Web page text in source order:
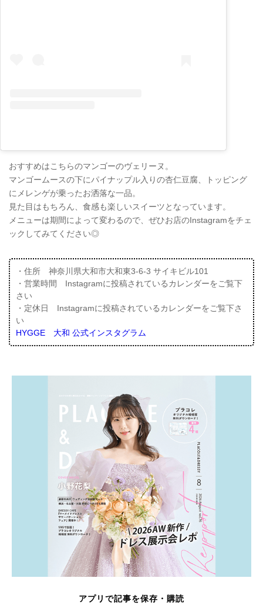
おすすめはこちらのマンゴーのヴェリーヌ。
マンゴームースの下にパイナップル入りの杏仁豆腐、トッピング
にメレンゲが乗ったお洒落な一品。
見た目はもちろん、食感も楽しいスイーツとなっています。
メニューは期間によって変わるので、ぜひお店のInstagramをチェ
ックしてみてください◎
・住所 神奈川県大和市大和東3-6-3 サイキビル101
・営業時間 Instagramに投稿されているカレンダーをご覧下
さい
・定休日 Instagramに投稿されているカレンダーをご覧下さ
い
HYGGE 大和 公式インスタグラム
アプリで記事を保存・購読